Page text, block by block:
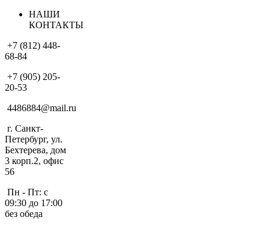
НАШИ
КОНТАКТЫ
+7 (812) 448-
68-84
+7 (905) 205-
20-53
4486884@mail.ru
г. Санкт-
Петербург, ул.
Бехтерева, дом
3 корп.2, офис
56
Пн - Пт: с
09:30 до 17:00
без обеда